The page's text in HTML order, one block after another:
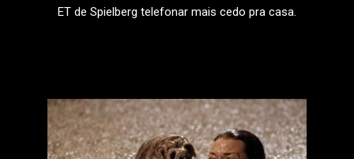
ET de Spielberg telefonar mais cedo pra casa.